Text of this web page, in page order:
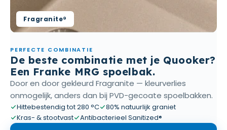
Fragranite®
PERFECTE COMBINATIE
De beste combinatie met je Quooker?
Een Franke MRG spoelbak.
Door en door gekleurd Fragranite — kleurverlies
onmogelijk, anders dan bij PVD-gecoate spoelbakken.
Hittebestendig tot 280 °C
80% natuurlijk graniet
Kras- & stootvast
Antibacterieel Sanitized®